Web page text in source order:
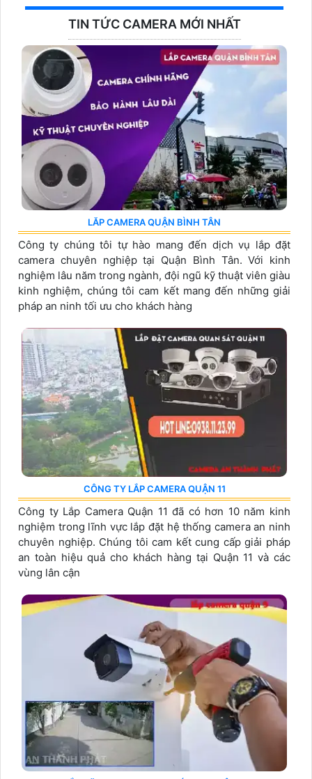
TIN TỨC CAMERA MỚI NHẤT
LĂP CAMERA QUẬN BÌNH TÂN
Công ty chúng tôi tự hào mang đến dịch vụ lắp đặt
camera chuyên nghiệp tại Quận Bình Tân. Với kinh
nghiệm lâu năm trong ngành, đội ngũ kỹ thuật viên giàu
kinh nghiệm, chúng tôi cam kết mang đến những giải
pháp an ninh tối ưu cho khách hàng
CÔNG TY LẮP CAMERA QUẬN 11
Công ty Lắp Camera Quận 11 đã có hơn 10 năm kinh
nghiệm trong lĩnh vực lắp đặt hệ thống camera an ninh
chuyên nghiệp. Chúng tôi cam kết cung cấp giải pháp
an toàn hiệu quả cho khách hàng tại Quận 11 và các
vùng lân cận